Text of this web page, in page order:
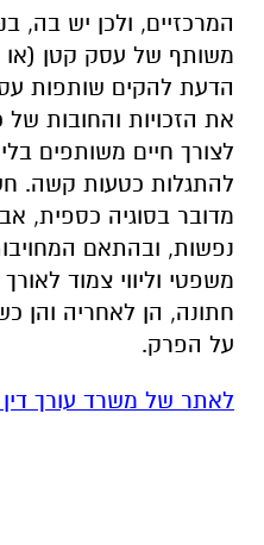
המרכזיים, ולכן יש בה,
משותף של עסק קטן (או
הדעת להקים שותפות
את הזכויות והחובות
לצורך חיים משותפים
להתגלות כטעות קשה.
מדובר בסוגיה כספית,
נפשות, ובהתאם
משפטי וליווי צמוד
חתונה, הן לאחריה והן
על הפרק.
לאתר של משרד עורך